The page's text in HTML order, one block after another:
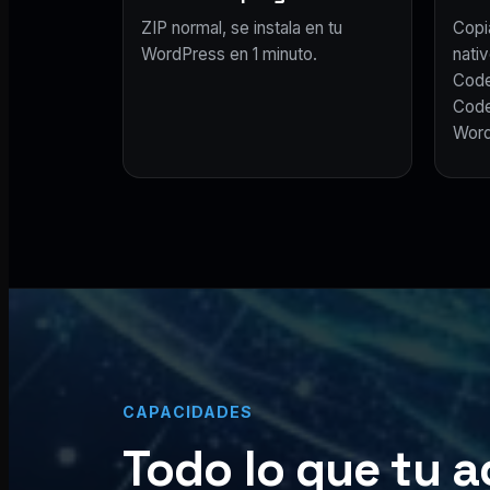
ZIP normal, se instala en tu
WordPress en 1 minuto.
CAPACIDADES
Todo lo que tu